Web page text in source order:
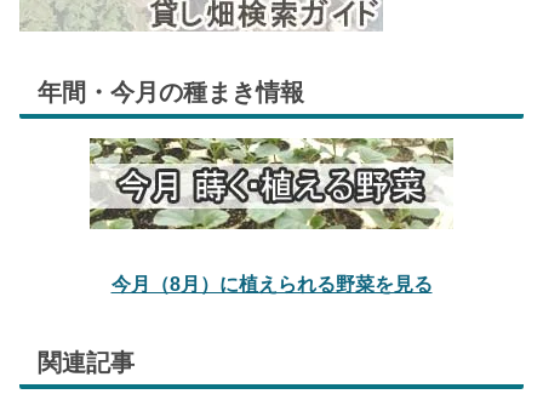
年間・今月の種まき情報
今月（8月）に植えられる野菜を見る
関連記事